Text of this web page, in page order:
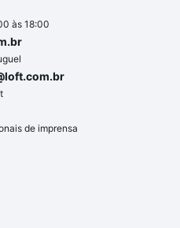
às 18:00
de imprensa